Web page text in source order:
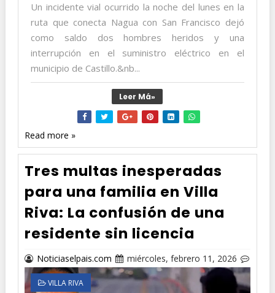
Un incidente vial ocurrido la noche del lunes en la
ruta que conecta Nagua con San Francisco dejó
como saldo dos hombres heridos y una
interrupción en el suministro eléctrico en el
municipio de Castillo.&nb...
Leer Má»
Read more »
Tres multas inesperadas
para una familia en Villa
Riva: La confusión de una
residente sin licencia
Noticiaselpais.com miércoles, febrero 11, 2026
VILLA RIVA